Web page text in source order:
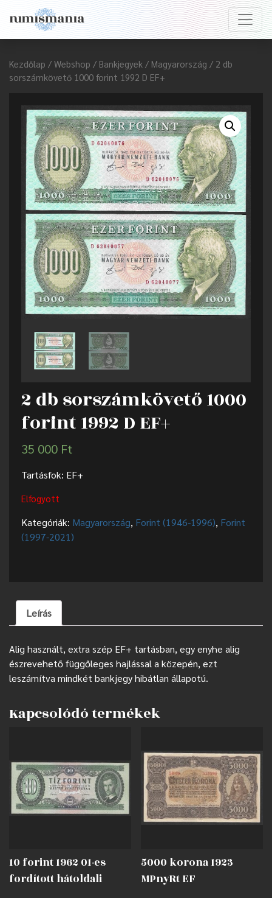
Kezdőlap / Webshop / Bankjegyek / Magyarország / 2 db
sorszámkövető 1000 forint 1992 D EF+
2 db sorszámkövető 1000
forint 1992 D EF+
35 000 Ft
Tartásfok: EF+
Elfogyott
Kategóriák: Magyarország, Forint (1946-1996), Forint
(1997-2021)
Leírás
Alig használt, extra szép EF+ tartásban, egy enyhe alig
észrevehető függőleges hajlással a közepén, ezt
leszámítva mindkét bankjegy hibátlan állapotú.
Kapcsolódó termékek
10 forint 1962 01-es
fordított hátoldali
5000 korona 1923
MPnyRt EF